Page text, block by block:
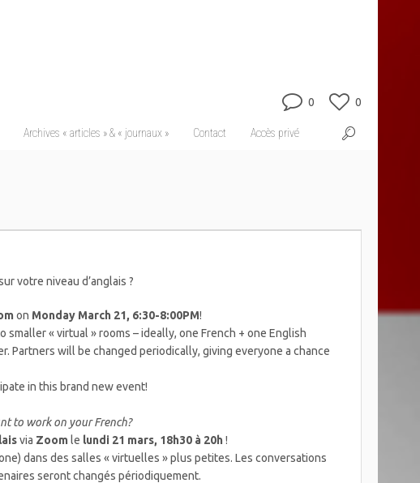
Archives « articles » & « journaux » Contact Accès privé
0 0
votre niveau d’anglais ?
on Monday March 21, 6:30-8:00PM!
« virtual » rooms – ideally, one French + one English
Partners will be changed periodically, giving everyone a chance
in this brand new event!
to work on your French?
via Zoom le lundi 21 mars, 18h30 à 20h !
dans des salles « virtuelles » plus petites. Les conversations
seront changés périodiquement.